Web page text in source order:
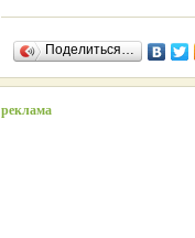
Поделиться…
реклама